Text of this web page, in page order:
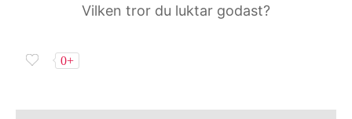
Vilken tror du luktar godast?
0+